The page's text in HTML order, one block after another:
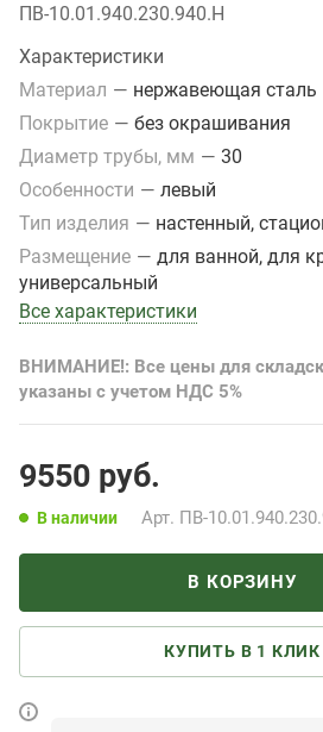
ПВ-10.01.940.230.940.Н
Характеристики
Материал — нержавеющая сталь
Покрытие — без окрашивания
Диаметр трубы, мм — 30
Особенности — левый
Тип изделия — настенный,
Размещение — для ванной, для
универсальный
Все характеристики
ВНИМАНИЕ!: Все цены для
указаны с учетом НДС 5%
9550 руб.
В наличии Арт. ПВ-
В КОРЗИНУ
КУПИТЬ В 1 КЛИК